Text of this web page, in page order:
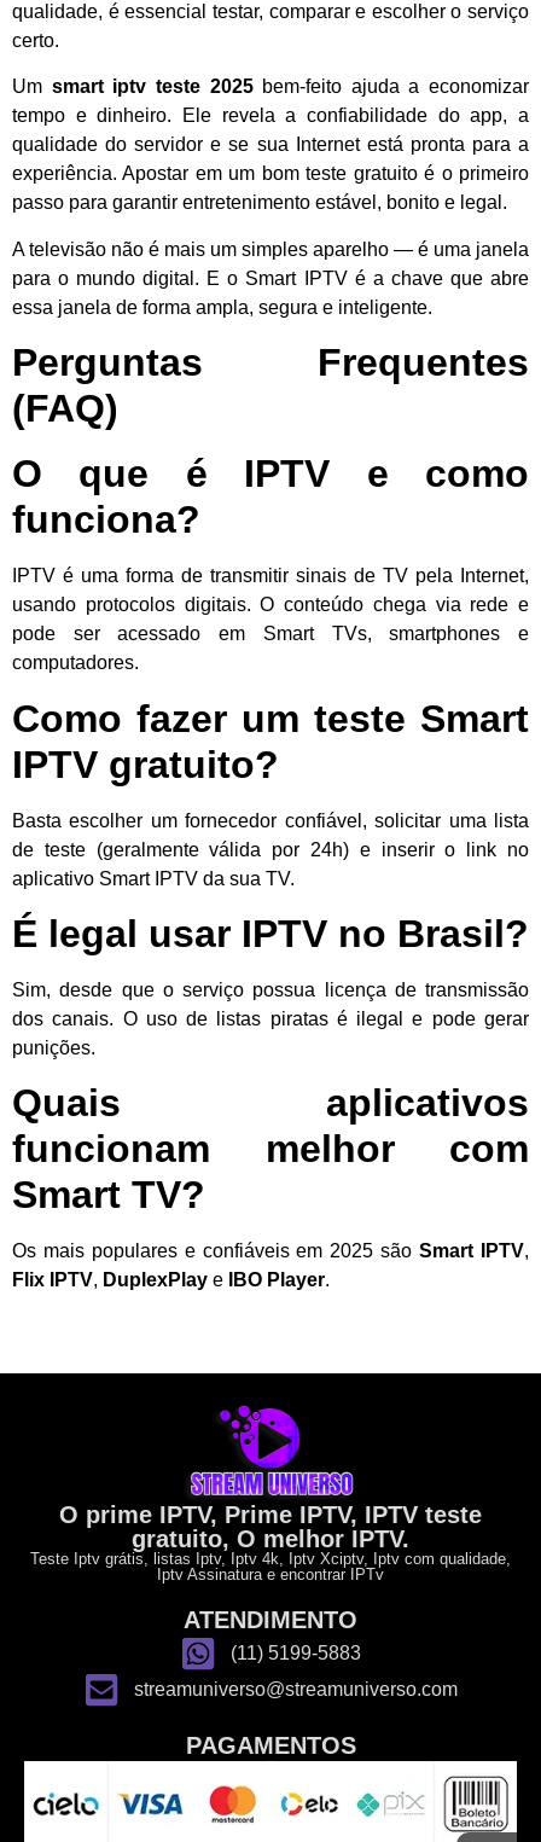
qualidade, é essencial testar, comparar e escolher o serviço
certo.
Um smart iptv teste 2025bem-feito ajuda a economizar
tempo e dinheiro. Ele revela a confiabilidade do app, a
qualidade do servidor e se sua Internet está pronta para a
experiência. Apostar em um bom teste gratuito é o primeiro
passo para garantir entretenimento estável, bonito e legal.
A televisão não é mais um simples aparelho — é uma janela
para o mundo digital. E o Smart IPTV é a chave que abre
essa janela de forma ampla, segura e inteligente.
Perguntas Frequentes
(FAQ)
O que é IPTV e como
funciona?
IPTV é uma forma de transmitir sinais de TV pela Internet,
usando protocolos digitais. O conteúdo chega via rede e
pode ser acessado em Smart TVs, smartphones e
computadores.
Como fazer um teste Smart
IPTV gratuito?
Basta escolher um fornecedor confiável, solicitar uma lista
de teste (geralmente válida por 24h) e inserir o link no
aplicativo Smart IPTV da sua TV.
É legal usar IPTV no Brasil?
Sim, desde que o serviço possua licença de transmissão
dos canais. O uso de listas piratas é ilegal e pode gerar
punições.
Quais aplicativos
funcionam melhor com
Smart TV?
Os mais populares e confiáveis em 2025 sãoSmart IPTV,
Flix IPTV, DuplexPlay e IBO Player.
O prime IPTV, Prime IPTV, IPTV teste
gratuito, O melhor IPTV.
Teste Iptv grátis, listas Iptv, Iptv 4k, Iptv Xciptv, Iptv com qualidade,
Iptv Assinatura e encontrar IPTv
ATENDIMENTO
(11) 5199-5883
streamuniverso@streamuniverso.com
PAGAMENTOS